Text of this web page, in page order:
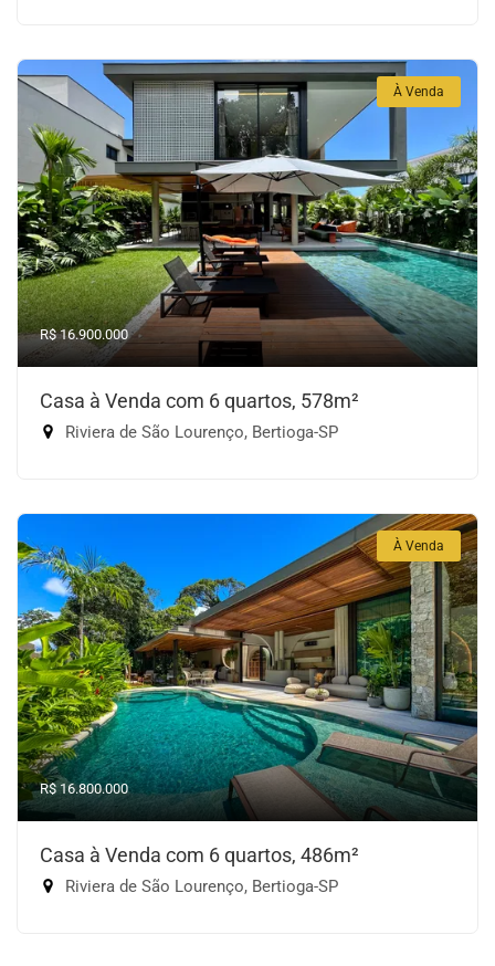
À Venda
R$ 16.900.000
Casa à Venda com 6 quartos, 578m²
Riviera de São Lourenço, Bertioga-SP
À Venda
R$ 16.800.000
Casa à Venda com 6 quartos, 486m²
Riviera de São Lourenço, Bertioga-SP